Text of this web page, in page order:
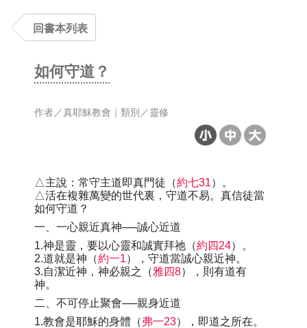
回書本列表
如何守道？
作者／真耶穌教會｜類別／靈修
△主說：常守主道即真門徒（約七31）。
△活在複雜萬變的世代裏，守道不易。真信徒當
如何守道？
一、一心親近真神──誠心近道
1.神是靈，要以心靈和誠實拜祂（約四24）。
2.道就是神（約一1），守道當誠心親近神。
3.自潔近神，神必親之（雅四8），則有道有
神。
二、不可停止聚會──親身近道
1.教會是耶穌的身體（弗一23），即道之所在。